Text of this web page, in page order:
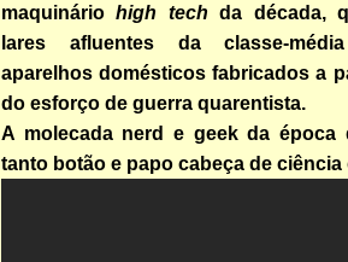
maquináriohigh techda década,
lares afluentes da classe-
aparelhos domésticos fabricados a
do esforço de guerra quarentista.
A molecada nerd e geek da época
tanto botão e papo cabeça de